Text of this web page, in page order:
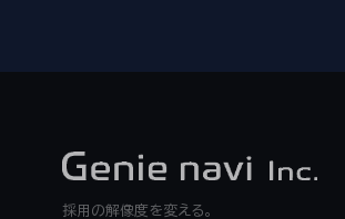
採用の解像度を変える。